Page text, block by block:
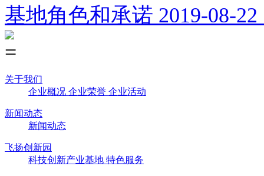
基地角色和承诺 2019-08-22
关于我们
企业概况 企业荣誉 企业活动
新闻动态
新闻动态
飞扬创新园
科技创新产业基地 特色服务